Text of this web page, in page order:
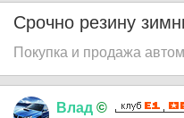
Срочно резину
Покупка и продажа
Влад ©